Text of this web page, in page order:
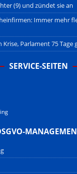
(9) und zündet sie an
Immer mehr
Parlament 75 Tage
SERVICE-SEITEN